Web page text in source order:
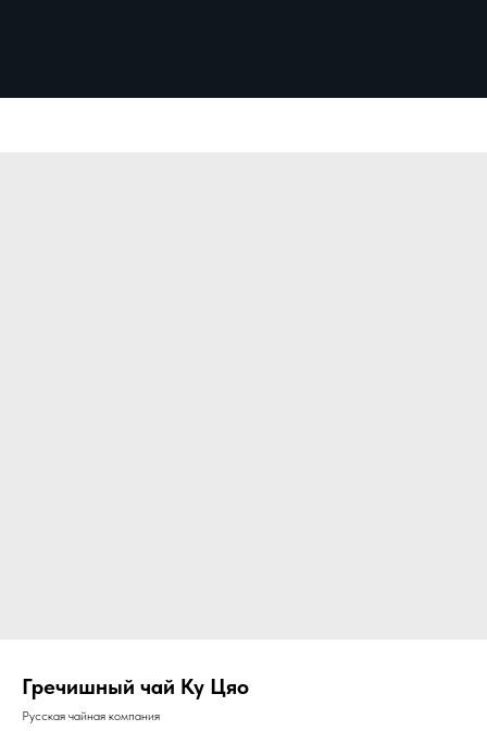
Гречишный чай Ку Цяо
Русская чайная компания